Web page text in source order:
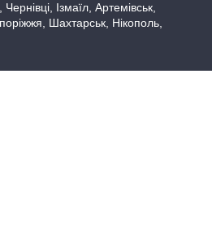
Ізмаїл, Артемівськ,
Шахтарськ, Нікополь,